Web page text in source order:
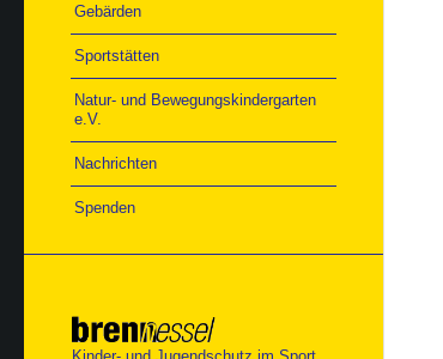
Gebärden
Sportstätten
Natur- und Bewegungskindergarten
e.V.
Nachrichten
Spenden